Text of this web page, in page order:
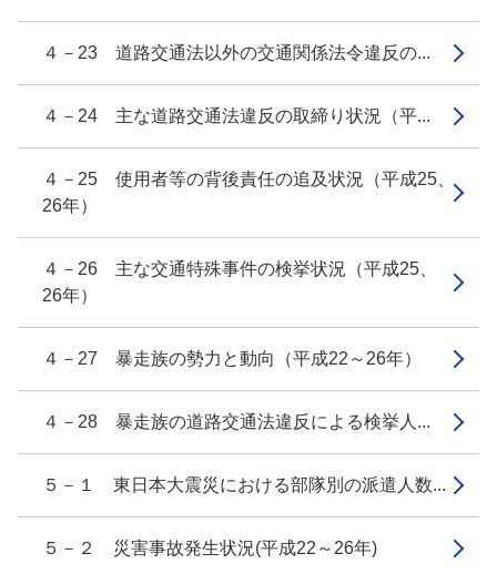
４－23 道路交通法以外の交通関係法令違反の...
４－24 主な道路交通法違反の取締り状況（平...
４－25 使用者等の背後責任の追及状況（平成25、
26年）
４－26 主な交通特殊事件の検挙状況（平成25、
26年）
４－27 暴走族の勢力と動向（平成22～26年）
４－28 暴走族の道路交通法違反による検挙人...
５－１ 東日本大震災における部隊別の派遣人数...
５－２ 災害事故発生状況(平成22～26年)